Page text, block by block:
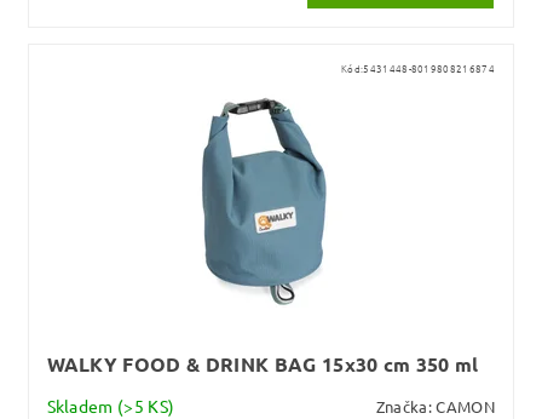
Kód:5431448-8019808216874
WALKY FOOD & DRINK BAG 15x30 cm 350 ml
Skladem (>5 KS) Značka:CAMON